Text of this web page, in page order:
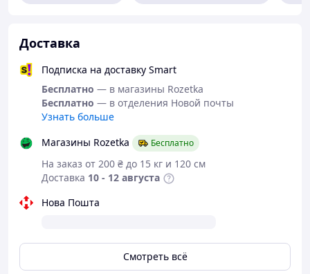
Доставка
Подписка на доставку Smart
Бесплатно — в магазины Rozetka
Бесплатно — в отделения Новой почты
Узнать больше
Магазины Rozetka
Бесплатно
На заказ от 200 ₴ до 15 кг и 120 см
Доставка 10 - 12 августа
Нова Пошта
Смотреть всё